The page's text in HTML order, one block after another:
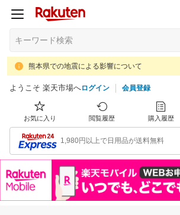
熊本県での地震による影響について
ようこそ 楽天市場へログイン 会員登録
お気に入り 閲覧履歴 購入履歴
1,980円以上で日用品が送料無料